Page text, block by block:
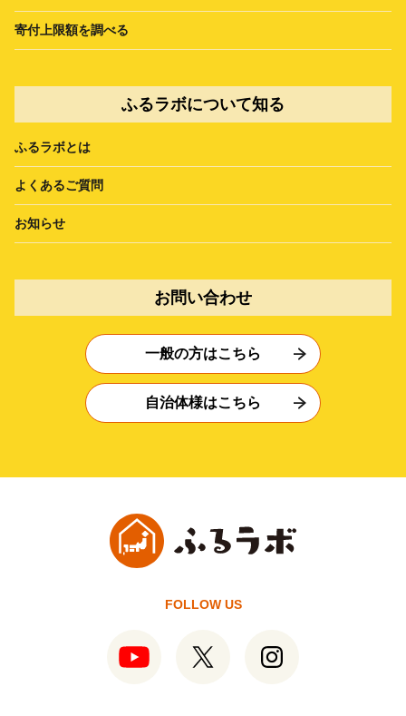
寄付上限額を調べる
ふるラボについて知る
ふるラボとは
よくあるご質問
お知らせ
お問い合わせ
一般の方はこちら
自治体様はこちら
FOLLOW US